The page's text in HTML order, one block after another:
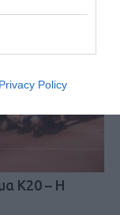
Privacy Policy
Κ20 – Η